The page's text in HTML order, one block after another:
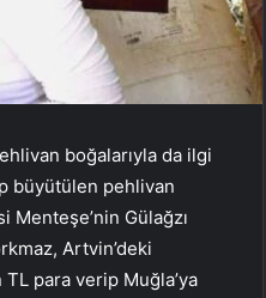
boğalarıyla da ilgi
büyütülen pehlivan
Menteşe’nin Gülağzı
Artvin’deki
para verip Muğla’ya